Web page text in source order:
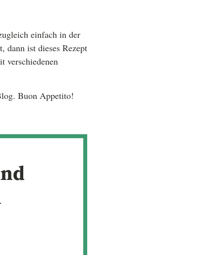
einfach in der
dann ist dieses Rezept
verschiedenen
Buon Appetito!